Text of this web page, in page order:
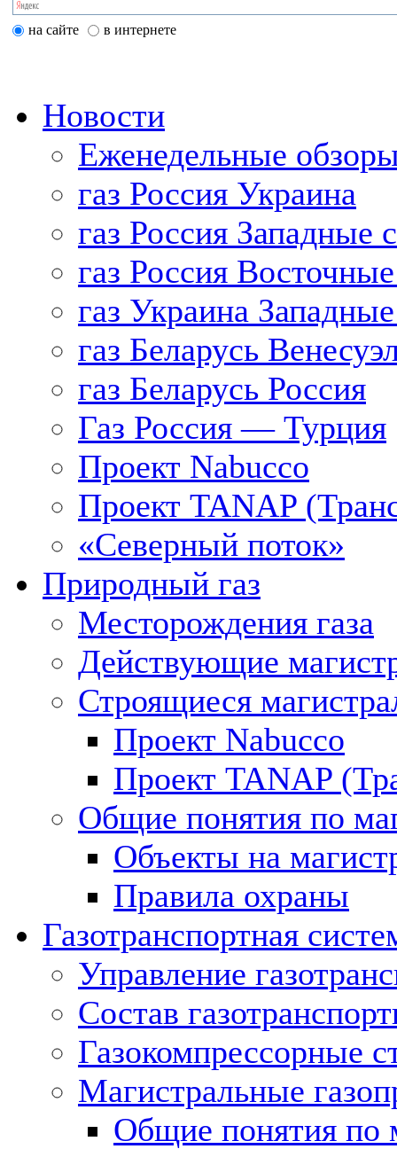
на сайте в интернете
Новости
Еженедельные
газ Россия Украина
газ Россия Западные
газ Россия
газ Украина
газ Беларусь
газ Беларусь Россия
Газ Россия — Турция
Проект Nabucco
Проект TANAP
«Северный поток»
Природный газ
Месторождения газа
Действующие
Строящиеся
Проект Nabucco
Проект TANAP
Общие понятия по
Объекты на
Правила охраны
Газотранспортная
Управление
Состав
Газокомпрессорные
Магистральные
Общие понятия по